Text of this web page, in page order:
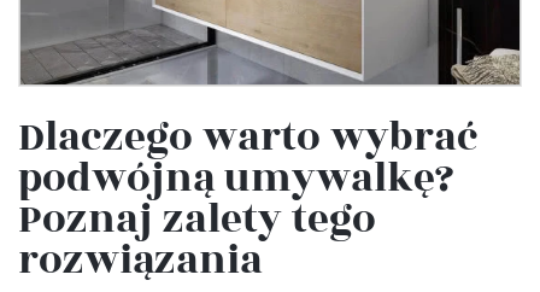
Dlaczego warto wybrać
podwójną umywalkę?
Poznaj zalety tego
rozwiązania